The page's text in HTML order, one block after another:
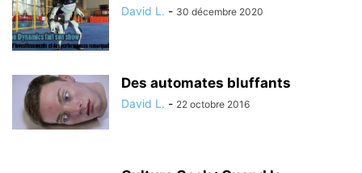
David L. - 30 décembre 2020
Des automates bluffants
David L. - 22 octobre 2016